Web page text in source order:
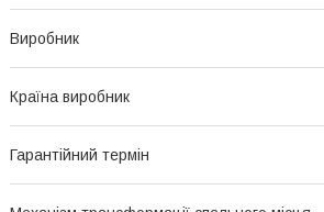
Виробник
Країна виробник
Гарантійний термін